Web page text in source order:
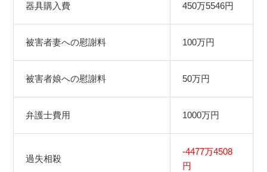
器具購入費 450万5546円
被害者妻への慰謝料 100万円
被害者娘への慰謝料 50万円
弁護士費用 1000万円
過失相殺
-4477万4508
円